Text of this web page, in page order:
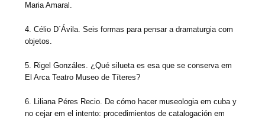
Maria Amaral.
4. Célio D´Ávila. Seis formas para pensar a dramaturgia com
objetos.
5. Rigel Gonzáles. ¿Qué silueta es esa que se conserva em
El Arca Teatro Museo de Títeres?
6. Liliana Péres Recio. De cómo hacer museologia em cuba y
no cejar em el intento: procedimientos de catalogación em